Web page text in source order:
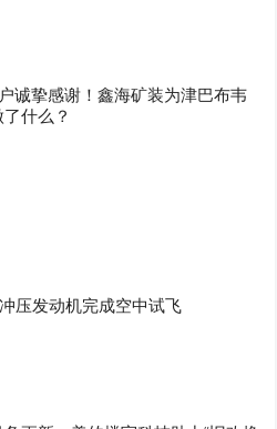
诚挚感谢！鑫海矿装为津巴布韦
什么？
压发动机完成空中试飞